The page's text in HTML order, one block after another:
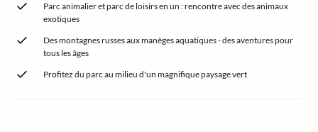
Parc animalier et parc de loisirs en un : rencontre avec des animaux
exotiques
Des montagnes russes aux manèges aquatiques - des aventures pour
tous les âges
Profitez du parc au milieu d'un magnifique paysage vert